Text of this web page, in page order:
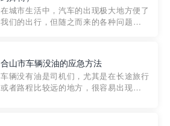
在城市生活中，汽车的出现极大地方便了
我们的出行，但随之而来的各种问题也让
紧急情况下，我们需要一种高效可靠的救
援方式。而这时，地库救援专...
合山市车辆没油的应急方法
车辆没有油是司机们，尤其是在长途旅行
或者路程比较远的地方，很容易出现这种